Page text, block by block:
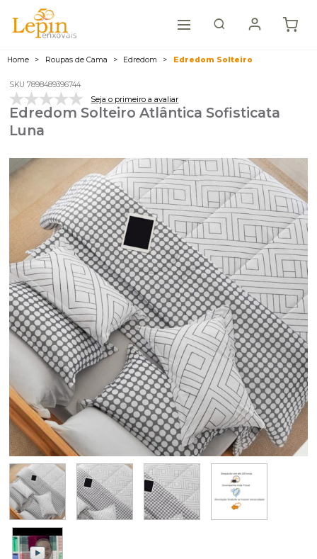
Home Roupas de Cama Edredom Edredom Solteiro
SKU 7898489396744
Seja o primeiro a avaliar
Edredom Solteiro Atlântica Sofisticata
Luna